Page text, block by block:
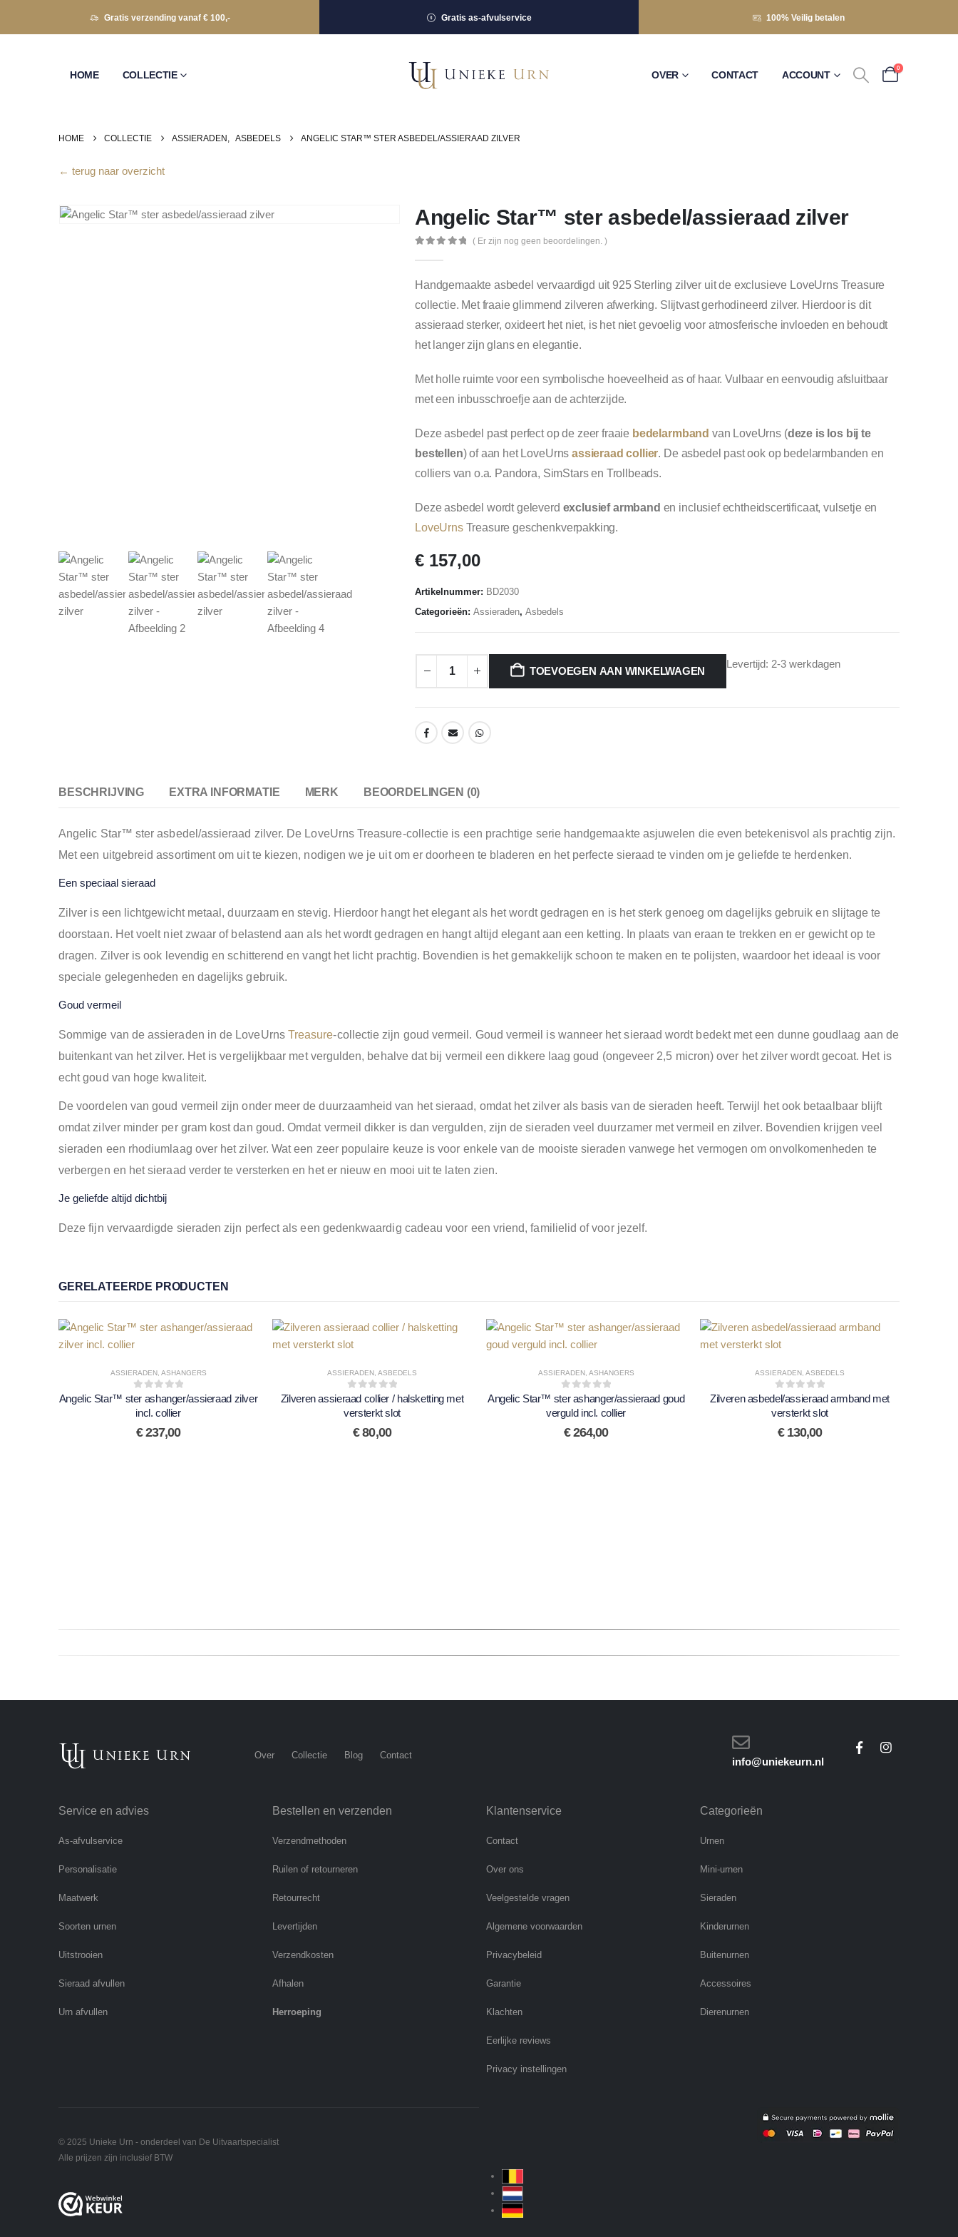
Gratis verzending vanaf € 100,- Gratis as-afvulservice 100% Veilig betalen
HOME COLLECTIE OVER CONTACT ACCOUNT
0
HOME COLLECTIE ASSIERADEN , ASBEDELS ANGELIC STAR™ STER ASBEDEL/ASSIERAAD ZILVER
← terug naar overzicht
Angelic Star™ ster asbedel/assieraad zilver
( Er zijn nog geen beoordelingen. )
Handgemaakte asbedel vervaardigd uit 925 Sterling zilver uit de exclusieve LoveUrns Treasure
collectie. Met fraaie glimmend zilveren afwerking. Slijtvast gerhodineerd zilver. Hierdoor is dit
assieraad sterker, oxideert het niet, is het niet gevoelig voor atmosferische invloeden en behoudt
het langer zijn glans en elegantie.
Met holle ruimte voor een symbolische hoeveelheid as of haar. Vulbaar en eenvoudig afsluitbaar
met een inbusschroefje aan de achterzijde.
Deze asbedel past perfect op de zeer fraaie bedelarmband van LoveUrns (deze is los bij te
bestellen) of aan het LoveUrnsassieraad collier. De asbedel past ook op bedelarmbanden en
colliers van o.a. Pandora, SimStars en Trollbeads.
Deze asbedel wordt geleverd exclusief armband en inclusief echtheidscertificaat, vulsetje en
LoveUrnsTreasure geschenkverpakking.
€ 157,00
Artikelnummer: BD2030
Categorieën: Assieraden, Asbedels
TOEVOEGEN AAN WINKELWAGEN
Levertijd: 2-3 werkdagen
BESCHRIJVING EXTRA INFORMATIE MERK BEOORDELINGEN (0)
Angelic Star™ ster asbedel/assieraad zilver. De LoveUrns Treasure-collectie is een prachtige serie handgemaakte asjuwelen die even betekenisvol als prachtig zijn.
Met een uitgebreid assortiment om uit te kiezen, nodigen we je uit om er doorheen te bladeren en het perfecte sieraad te vinden om je geliefde te herdenken.
Een speciaal sieraad
Zilver is een lichtgewicht metaal, duurzaam en stevig. Hierdoor hangt het elegant als het wordt gedragen en is het sterk genoeg om dagelijks gebruik en slijtage te
doorstaan. Het voelt niet zwaar of belastend aan als het wordt gedragen en hangt altijd elegant aan een ketting. In plaats van eraan te trekken en er gewicht op te
dragen. Zilver is ook levendig en schitterend en vangt het licht prachtig. Bovendien is het gemakkelijk schoon te maken en te polijsten, waardoor het ideaal is voor
speciale gelegenheden en dagelijks gebruik.
Goud vermeil
Sommige van de assieraden in de LoveUrns Treasure-collectie zijn goud vermeil. ​​Goud vermeil is wanneer het sieraad wordt bedekt met een dunne goudlaag aan de
buitenkant van het zilver. Het is vergelijkbaar met vergulden, behalve dat bij vermeil een dikkere laag goud (ongeveer 2,5 micron) over het zilver wordt gecoat. Het is
echt goud van hoge kwaliteit.
De voordelen van goud vermeil zijn onder meer de duurzaamheid van het sieraad, omdat het zilver als basis van de sieraden heeft. Terwijl het ook betaalbaar blijft
omdat zilver minder per gram kost dan goud. Omdat vermeil dikker is dan vergulden, zijn de sieraden veel duurzamer met vermeil en zilver. Bovendien krijgen veel
sieraden een rhodiumlaag over het zilver. Wat een zeer populaire keuze is voor enkele van de mooiste sieraden vanwege het vermogen om onvolkomenheden te
verbergen en het sieraad verder te versterken en het er nieuw en mooi uit te laten zien.
Je geliefde altijd dichtbij
Deze fijn vervaardigde sieraden zijn perfect als een gedenkwaardig cadeau voor een vriend, familielid of voor jezelf.
GERELATEERDE PRODUCTEN
ASSIERADEN, ASHANGERS
0out of 5
Angelic Star™ ster ashanger/assieraad zilver
incl. collier
€237,00
ASSIERADEN, ASBEDELS
0out of 5
Zilveren assieraad collier / halsketting met
versterkt slot
€80,00
ASSIERADEN, ASHANGERS
0out of 5
Angelic Star™ ster ashanger/assieraad goud
verguld incl. collier
€264,00
ASSIERADEN, ASBEDELS
0out of 5
Zilveren asbedel/assieraad armband met
versterkt slot
€130,00
Over Collectie Blog Contact
info@uniekeurn.nl
Service en advies
As-afvulservice
Personalisatie
Maatwerk
Soorten urnen
Uitstrooien
Sieraad afvullen
Urn afvullen
Bestellen en verzenden
Verzendmethoden
Ruilen of retourneren
Retourrecht
Levertijden
Verzendkosten
Afhalen
Herroeping
Klantenservice
Contact
Over ons
Veelgestelde vragen
Algemene voorwaarden
Privacybeleid
Garantie
Klachten
Eerlijke reviews
Privacy instellingen
Categorieën
Urnen
Mini-urnen
Sieraden
Kinderurnen
Buitenurnen
Accessoires
Dierenurnen
© 2025 Unieke Urn - onderdeel van De Uitvaartspecialist
Alle prijzen zijn inclusief BTW